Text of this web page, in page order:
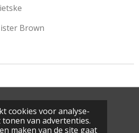
cookies voor analyse-
van advertenties.
maken van de site gaat
Brown